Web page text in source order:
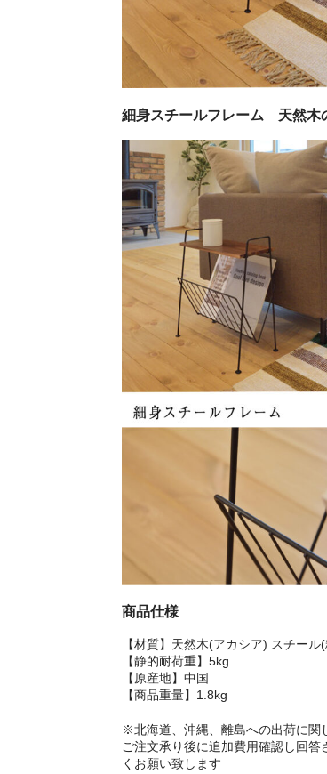
細身スチールフレーム 天然木
商品仕様
【材質】天然木(アカシア) スチール
【静的耐荷重】5kg
【原産地】中国
【商品重量】1.8kg
※北海道、沖縄、離島への出荷に関
ご注文承り後に追加費用確認し回
くお願い致します